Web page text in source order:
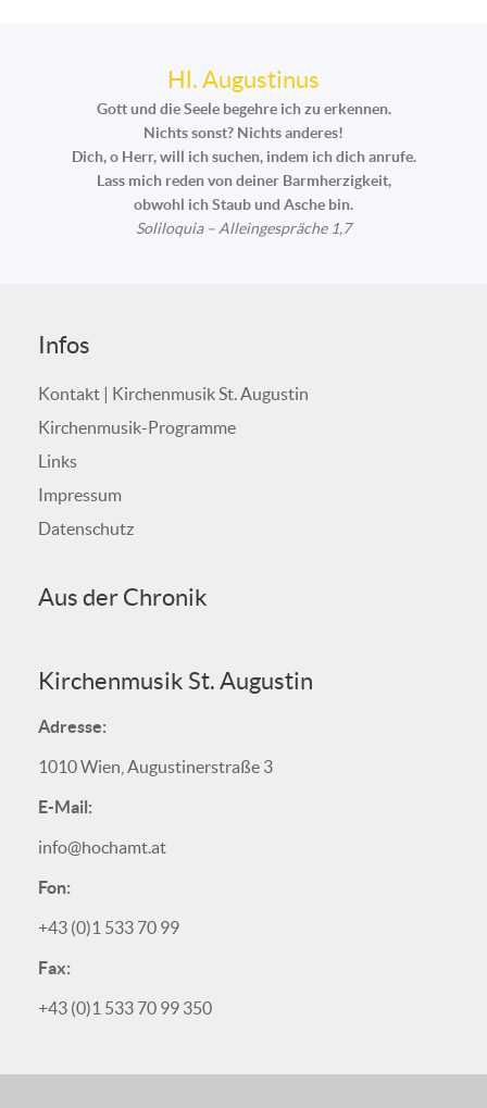
Hl. Augustinus
Gott und die Seele begehre ich zu erkennen.
Nichts sonst? Nichts anderes!
Dich, o Herr, will ich suchen, indem ich dich anrufe.
Lass mich reden von deiner Barmherzigkeit,
obwohl ich Staub und Asche bin.
Soliloquia – Alleingespräche 1,7
Infos
Kontakt | Kirchenmusik St. Augustin
Kirchenmusik-Programme
Links
Impressum
Datenschutz
Aus der Chronik
Kirchenmusik St. Augustin
Adresse:
1010 Wien, Augustinerstraße 3
E-Mail:
info@hochamt.at
Fon:
+43 (0)1 533 70 99
Fax:
+43 (0)1 533 70 99 350